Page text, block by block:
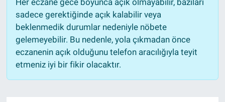
sadece gerektiğinde açık kalabilir veya
beklenmedik durumlar nedeniyle nöbete
gelemeyebilir. Bu nedenle, yola çıkmadan önce
eczanenin açık olduğunu telefon aracılığıyla teyit
etmeniz iyi bir fikir olacaktır.